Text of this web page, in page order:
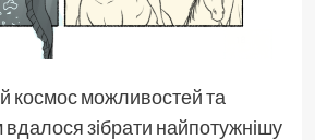
космос можливостей та
вдалося зібрати найпотужнішу